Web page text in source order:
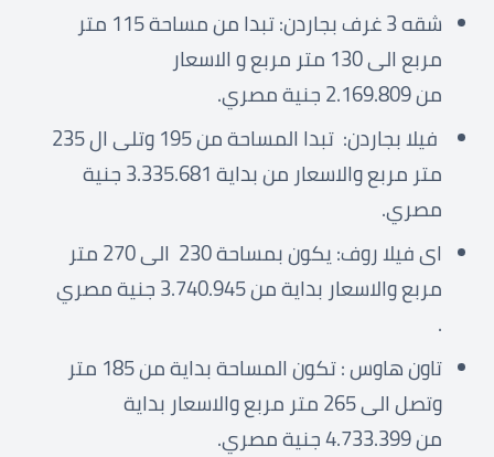
شقه 3 غرف بجاردن: تبدا من مساحة 115 متر
مربع الى 130 متر مربع و الاسعار
من 2.169.809 جنية مصري.
فيلا بجاردن: تبدا المساحة من 195 وتلى ال 235
متر مربع والاسعار من بداية 3.335.681 جنية
مصري.
اى فيلا روف: يكون بمساحة 230 الى 270 متر
مربع والاسعار بداية من 3.740.945 جنية مصري
.
تاون هاوس : تكون المساحة بداية من 185 متر
وتصل الى 265 متر مربع والاسعار بداية
من 4.733.399 جنية مصري.